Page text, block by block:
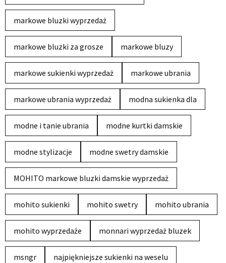
markowe bluzki wyprzedaż
markowe bluzki za grosze markowe bluzy
markowe sukienki wyprzedaż markowe ubrania
markowe ubrania wyprzedaż modna sukienka dla
modne i tanie ubrania modne kurtki damskie
modne stylizacje modne swetry damskie
MOHITO markowe bluzki damskie wyprzedaż
mohito sukienki mohito swetry mohito ubrania
mohito wyprzedaże monnari wyprzedaż bluzek
msngr najpiękniejsze sukienki na weselu